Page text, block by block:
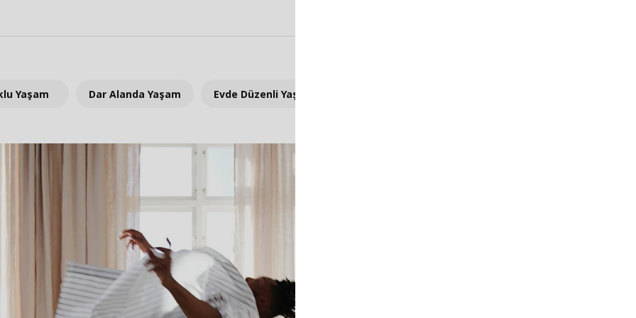
Yaşam Dar Alanda Yaşam Evde Düzenli Yaşam